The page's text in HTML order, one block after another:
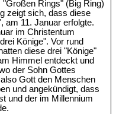
Rings" (Big Ring)
zeigt sich, dass diese
am 11. Januar erfolgte.
im Christentum
Könige". Vor rund
diese drei "Könige"
Himmel entdeckt und
der Sohn Gottes
Gott den Menschen
und angekündigt, dass
und der im Millennium